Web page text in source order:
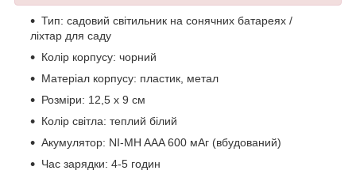
Тип: садовий світильник на сонячних батареях /
ліхтар для саду
Колір корпусу: чорний
Матеріал корпусу: пластик, метал
Розміри: 12,5 х 9 см
Колір світла: теплий білий
Акумулятор: NI-MH AAA 600 мАг (вбудований)
Час зарядки: 4-5 годин